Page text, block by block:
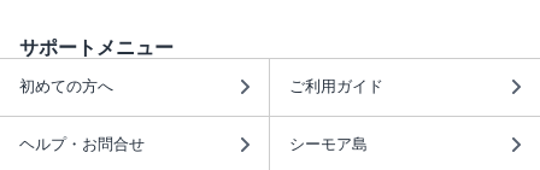
サポートメニュー
初めての方へ ご利用ガイド
ヘルプ・お問合せ シーモア島